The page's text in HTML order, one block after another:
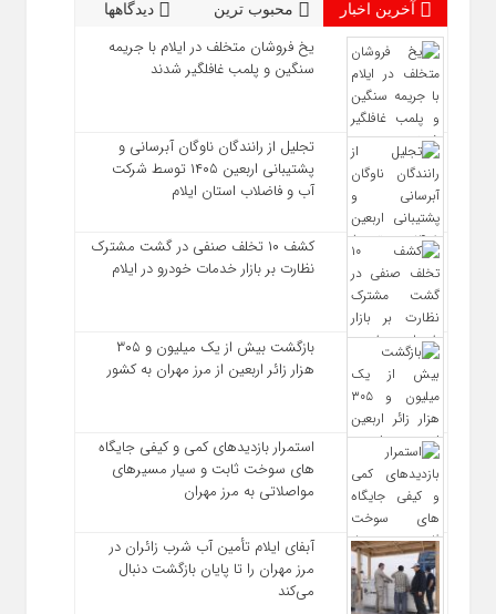
آخرین اخبار محبوب ترین دیدگاهها
یخ‌ فروشان متخلف در ایلام با جریمه
سنگین و پلمب غافلگیر شدند
تجلیل از رانندگان ناوگان آبرسانی و
پشتیبانی اربعین ۱۴۰۵ توسط شرکت
آب و فاضلاب استان ایلام
کشف ۱۰ تخلف صنفی در گشت مشترک
نظارت بر بازار خدمات خودرو در ایلام
بازگشت بیش از یک میلیون و ۳۰۵
هزار زائر اربعین از مرز مهران به کشور
استمرار بازدیدهای کمی و کیفی جایگاه‌
های سوخت ثابت و سیار مسیرهای
مواصلاتی به مرز مهران
آبفای ایلام تأمین آب شرب زائران در
مرز مهران را تا پایان بازگشت دنبال
می‌کند